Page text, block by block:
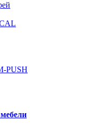
PUSH